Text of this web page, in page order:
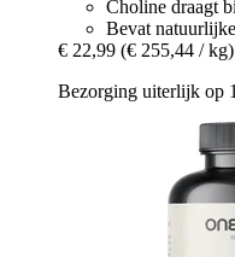
Choline draagt
Bevat
€ 22,99 (€ 255,44 / kg)
Bezorging uiterlijk op